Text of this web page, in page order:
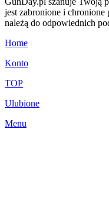
jest zabronione i
należą do odpowiednich
Home
Konto
TOP
Ulubione
Menu